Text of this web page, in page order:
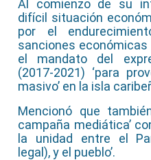
Al comienzo de su
difícil situación
por el
sanciones económicas
el mandato del
(2017-2021) ‘para
masivo’ en la isla
Mencionó que
campaña mediática’
la unidad entre el
legal), y el pueblo’.